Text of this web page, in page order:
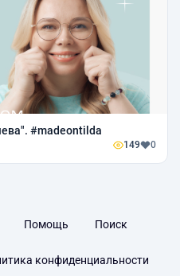
#madeontilda
149 0
Помощь Поиск
конфиденциальности